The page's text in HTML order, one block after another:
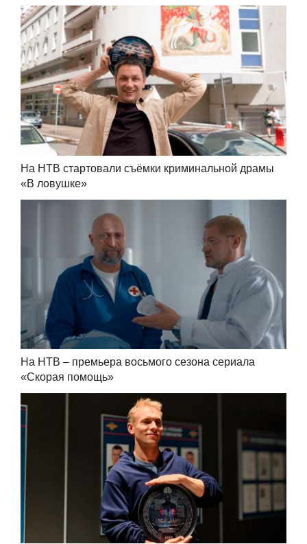
На НТВ стартовали съёмки криминальной драмы
«В ловушке»
На НТВ – премьера восьмого сезона сериала
«Скорая помощь»